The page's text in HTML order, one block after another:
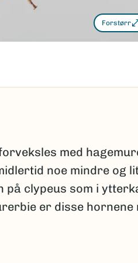
Forstørr
med
noe mindre og
på clypeus som i
er disse hornene